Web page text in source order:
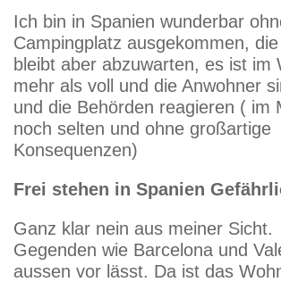
Ich bin in Spanien wunderbar
Campingplatz ausgekommen,
bleibt aber abzuwarten, es ist im
mehr als voll und die Anwohner
und die Behörden reagieren ( im
noch selten und ohne großartige
Konsequenzen)
Frei stehen in Spanien
Ganz klar nein aus meiner
Gegenden wie Barcelona und
aussen vor lässt. Da ist das